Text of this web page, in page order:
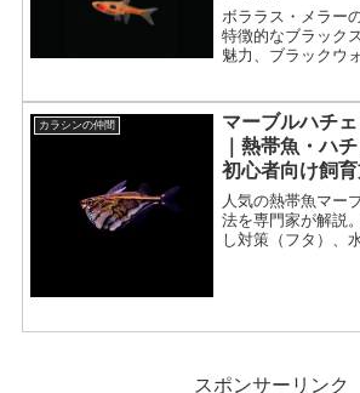
ボララス・メラー
特徴的なブラック
魅力、ブラックウ
カラシンの仲間
マーブルハチ
｜熱帯魚・ハ
初心者向け飼
ント
人気の熱帯魚マー
法を専門家が解説
し対策（フタ）、
スポンサーリンク